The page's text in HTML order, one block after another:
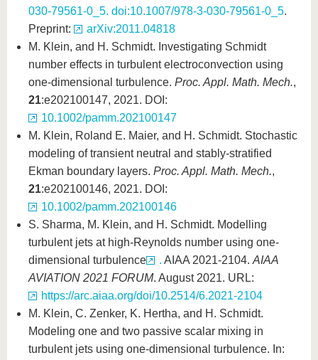
030-79561-0_5. doi:10.1007/978-3-030-79561-0_5.
Preprint:
arXiv:2011.04818
M. Klein, and H. Schmidt. Investigating Schmidt
number effects in turbulent electroconvection using
one-dimensional turbulence. Proc. Appl. Math. Mech.,
21:e202100147, 2021. DOI:
10.1002/pamm.202100147
M. Klein, Roland E. Maier, and H. Schmidt. Stochastic
modeling of transient neutral and stably-stratified
Ekman boundary layers. Proc. Appl. Math. Mech.,
21:e202100146, 2021. DOI:
10.1002/pamm.202100146
S. Sharma, M. Klein, and H. Schmidt. Modelling
turbulent jets at high-Reynolds number using one-
dimensional turbulence
. AIAA 2021-2104. AIAA
AVIATION 2021 FORUM. August 2021. URL:
https://arc.aiaa.org/doi/10.2514/6.2021-2104
M. Klein, C. Zenker, K. Hertha, and H. Schmidt.
Modeling one and two passive scalar mixing in
turbulent jets using one-dimensional turbulence. In: